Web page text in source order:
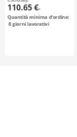
110.65 €-
Quantità minima d'ordine:
8giorni lavorativi